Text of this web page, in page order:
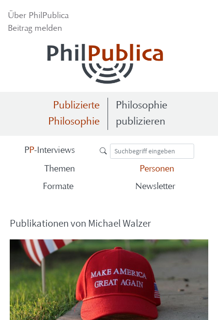
Über Phil­Pu­bli­ca
Bei­trag mel­den
Publizierte
Philosophie
Philosophie
publizieren
PP-​Interviews
The­men
Per­so­nen
For­ma­te
News­let­ter
Pu­bli­ka­tio­nen von Mi­cha­el Wal­zer